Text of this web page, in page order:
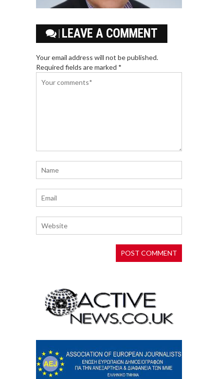
LEAVE A COMMENT
Your email address will not be published.
Required fields are marked *